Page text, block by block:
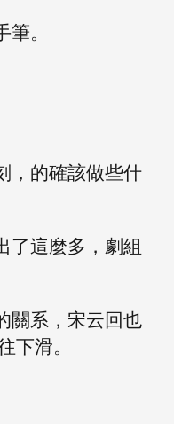
。
，的確該做些什
了這麼多，劇組
關系，宋云回也
下滑。